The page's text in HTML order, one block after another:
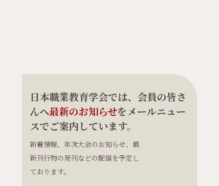
日本職業教育学会では、会員の皆さ
んへ最新のお知らせをメールニュー
スでご案内しています。
新着情報、年次大会のお知らせ、最
新刊行物の発刊などの配信を予定し
ております。